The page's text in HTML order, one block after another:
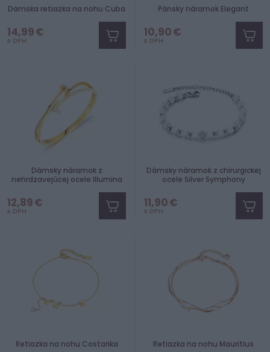
Dámska retiazka na nohu Cuba
14,99 €
s DPH
Pánsky náramok Elegant
10,90 €
s DPH
Dámsky náramok z
nehrdzavejúcej ocele Illumina
12,89 €
s DPH
Dámsky náramok z chirurgickej
ocele Silver Symphony
11,90 €
s DPH
Retiazka na nohu Costarika Retiazka na nohu Mauritius